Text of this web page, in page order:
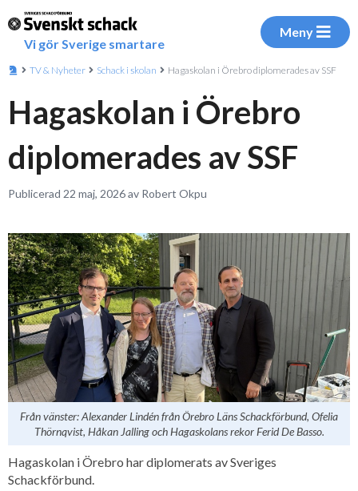
Vi gör Sverige smartare
Meny
TV & Nyheter Schack i skolan Hagaskolan i Örebro diplomerades av SSF
Hagaskolan i Örebro
diplomerades av SSF
Publicerad 22 maj, 2026 av Robert Okpu
Från vänster: Alexander Lindén från Örebro Läns Schackförbund, Ofelia
Thörnqvist, Håkan Jalling och Hagaskolans rekor Ferid De Basso.
Hagaskolan i Örebro har diplomerats av Sveriges
Schackförbund.